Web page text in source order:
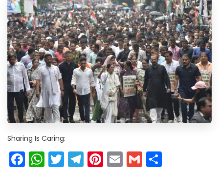
Sharing Is Caring:
Facebook
WhatsApp
Twitter
Telegram
Pinterest
EmailGmail